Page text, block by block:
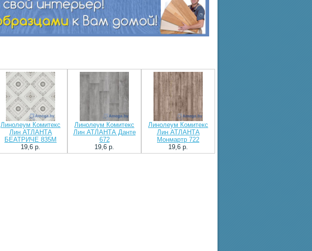
Линолеум Комитекс
Лин АТЛАНТА
БЕАТРИЧЕ 835M
19,6 p.
Линолеум Комитекс
Лин АТЛАНТА Данте
672
19,6 p.
Линолеум Комитекс
Лин АТЛАНТА
Монмартр 722
19,6 p.